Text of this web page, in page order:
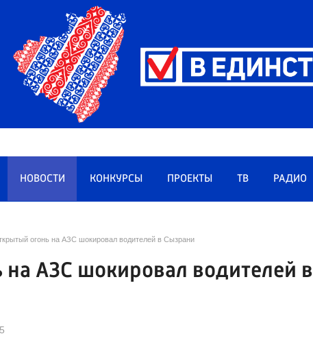
НОВОСТИ КОНКУРСЫ ПРОЕКТЫ ТВ РАДИО
огонь на АЗС шокировал водителей в Сызрани
АЗС шокировал водителей в